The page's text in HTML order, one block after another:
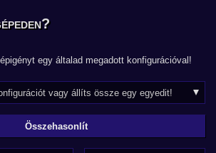
egy általad megadott konfigurációval!